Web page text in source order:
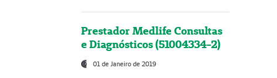
Prestador Medlife Consultas
e Diagnósticos (51004334-2)
01 de Janeiro de 2019